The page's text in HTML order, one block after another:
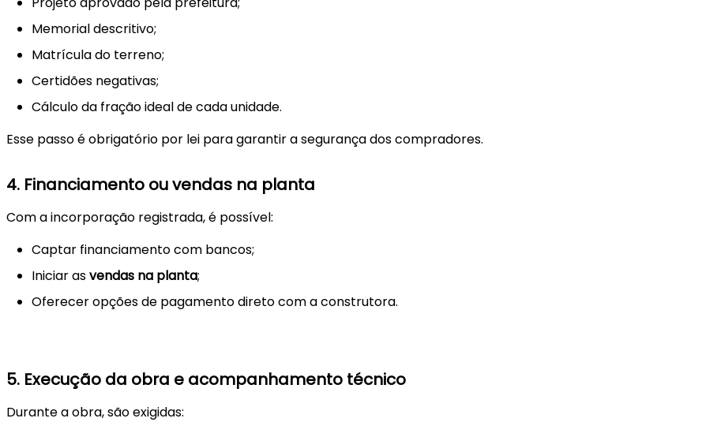
Memorial descritivo;
Matrícula do terreno;
Certidões negativas;
Cálculo da fração ideal de cada unidade.
Esse passo é obrigatório por lei para garantir a segurança dos compradores.
4. Financiamento ou vendas na planta
Com a incorporação registrada, é possível:
Captar financiamento com bancos;
Iniciar asvendas na planta;
Oferecer opções de pagamento direto com a construtora.
5. Execução da obra e acompanhamento técnico
Durante a obra, são exigidas: